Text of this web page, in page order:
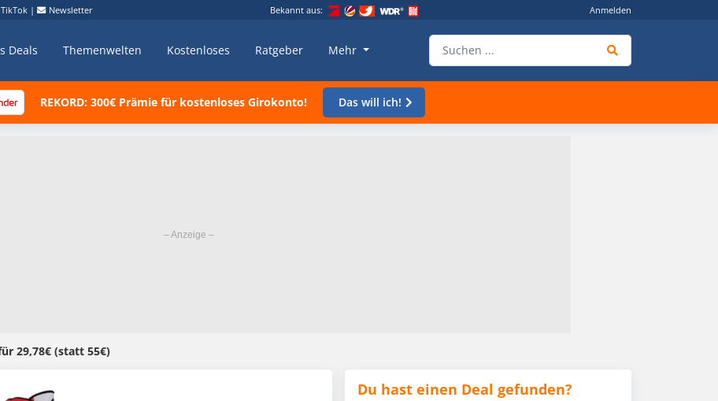
TikTok | Newsletter Bekannt aus: Anmelden
Deals Themenwelten Kostenloses Ratgeber Mehr
REKORD: 300€ Prämie für kostenloses Girokonto! Das will ich!
29,78€ (statt 55€)
Du hast einen Deal gefunden?